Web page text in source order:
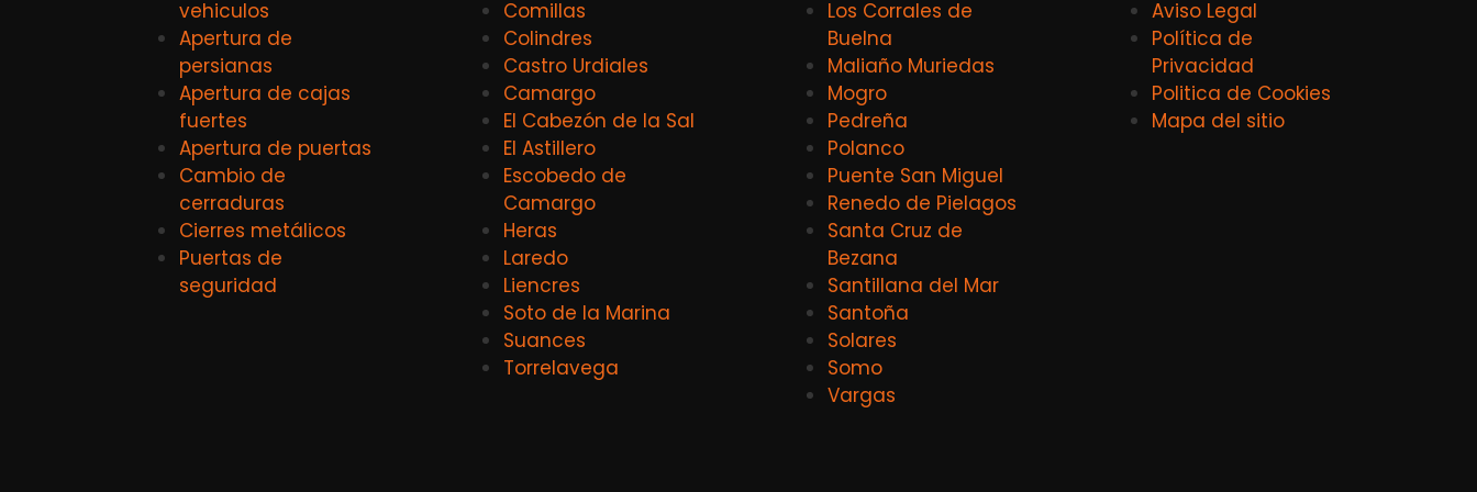
vehiculos
Apertura de
persianas
Apertura de cajas
fuertes
Apertura de puertas
Cambio de
cerraduras
Cierres metálicos
Puertas de
seguridad
Comillas
Colindres
Castro Urdiales
Camargo
El Cabezón de la Sal
El Astillero
Escobedo de
Camargo
Heras
Laredo
Liencres
Soto de la Marina
Suances
Torrelavega
Los Corrales de
Buelna
Maliaño Muriedas
Mogro
Pedreña
Polanco
Puente San Miguel
Renedo de Pielagos
Santa Cruz de
Bezana
Santillana del Mar
Santoña
Solares
Somo
Vargas
Aviso Legal
Política de
Privacidad
Politica de Cookies
Mapa del sitio